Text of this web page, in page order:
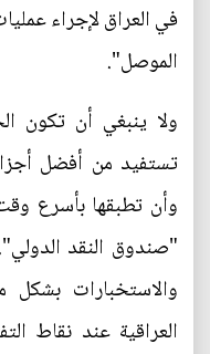
في العراق لإجراء
الموصل".
ولا ينبغي أن تكون
تستفيد من أفضل
وأن تطبقها بأسرع
"صندوق النقد
والاستخبارات
العراقية عند نقاط